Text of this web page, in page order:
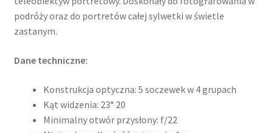
podróży oraz do portretów całej sylwetki w świetle
zastanym.
Dane techniczne:
Konstrukcja optyczna: 5 soczewek w 4 grupach
Kąt widzenia: 23° 20
Minimalny otwór przysłony: f/22